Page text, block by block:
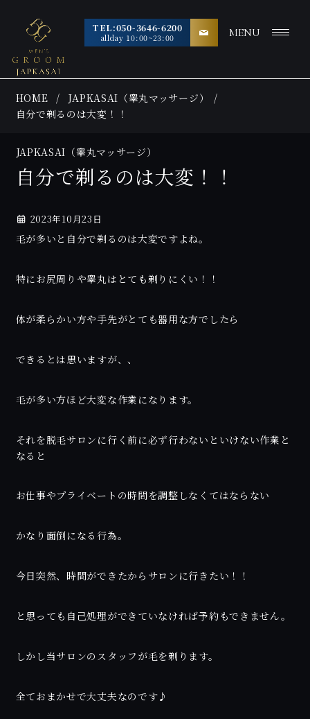
TEL:050-3646-6200
allday 10:00~23:00 MENU
HOME
JAPKASAI（睾丸マッサージ）
自分で剃るのは大変！！
JAPKASAI（睾丸マッサージ）
自分で剃るのは大変！！
2023年10月23日
毛が多いと自分で剃るのは大変ですよね。
特にお尻周りや睾丸はとても剃りにくい！！
体が柔らかい方や手先がとても器用な方でしたら
できるとは思いますが、、
毛が多い方ほど大変な作業になります。
それを脱毛サロンに行く前に必ず行わないといけない作業と
なると
お仕事やプライベートの時間を調整しなくてはならない
かなり面倒になる行為。
今日突然、時間ができたからサロンに行きたい！！
と思っても自己処理ができていなければ予約もできません。
しかし当サロンのスタッフが毛を剃ります。
全ておまかせで大丈夫なのです♪